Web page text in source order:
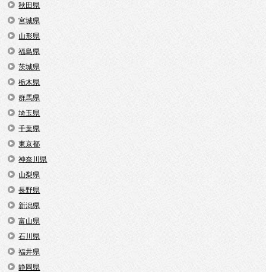
秋田県
宮城県
山形県
福島県
茨城県
栃木県
群馬県
埼玉県
千葉県
東京都
神奈川県
山梨県
長野県
新潟県
富山県
石川県
福井県
静岡県